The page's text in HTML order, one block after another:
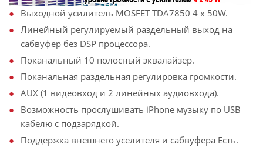
Выходной усилитель MOSFET TDA7850 4 x 50W.
Линейный регулируемый раздельный выход на
cабвуфер без DSP процессора.
Поканальный 10 полосный эквалайзер.
Поканальная раздельная регулировка громкости.
AUX (1 видеовход и 2 линейных аудиовхода).
Возможность прослушивать iPhone музыку по USB
кабелю с подзарядкой.
Поддержка внешнего уселителя и сабвуфера Есть.